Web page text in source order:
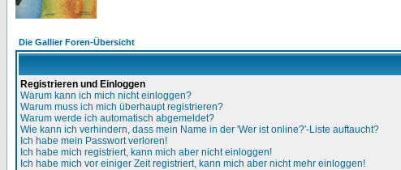
Die Gallier Foren-Übersicht
Registrieren und Einloggen
Warum kann ich mich nicht einloggen?
Warum muss ich mich überhaupt registrieren?
Warum werde ich automatisch abgemeldet?
Wie kann ich verhindern, dass mein Name in der 'Wer ist online?'-Liste auftaucht?
Ich habe mein Passwort verloren!
Ich habe mich registriert, kann mich aber nicht einloggen!
Ich habe mich vor einiger Zeit registriert, kann mich aber nicht mehr einloggen!